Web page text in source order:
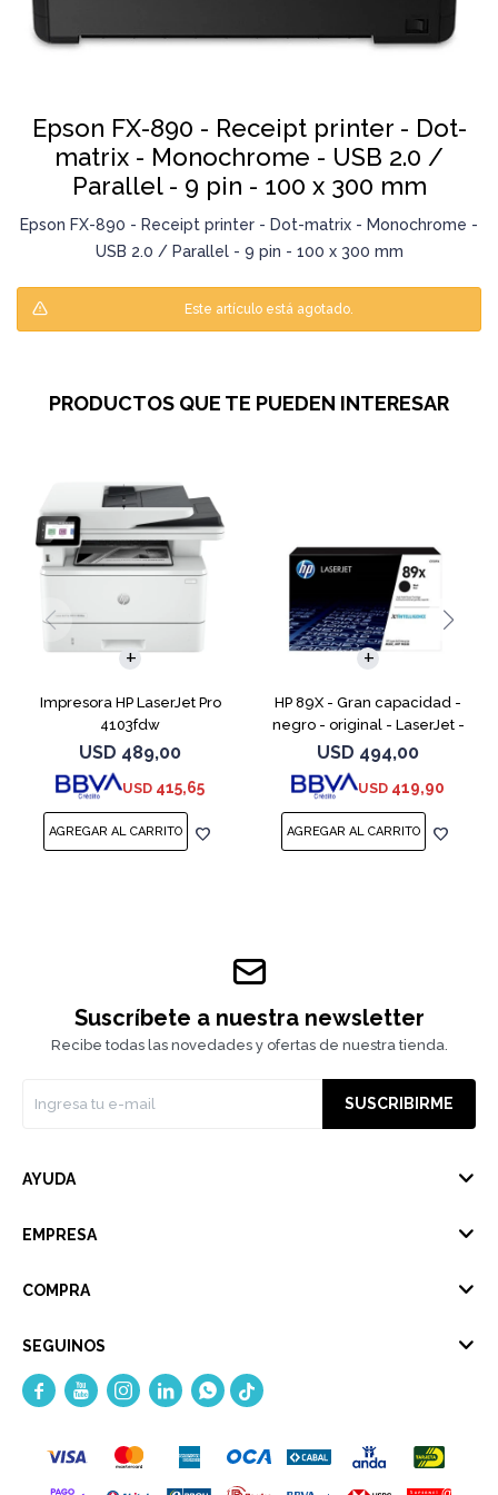
Epson FX-890 - Receipt printer - Dot-
matrix - Monochrome - USB 2.0 /
Parallel - 9 pin - 100 x 300 mm
Epson FX-890 - Receipt printer - Dot-matrix - Monochrome -
USB 2.0 / Parallel - 9 pin - 100 x 300 mm
Este artículo está agotado.
PRODUCTOS QUE TE PUEDEN INTERESAR
Impresora HP LaserJet Pro
4103fdw
USD 489,00
USD 415,65
HP 89X - Gran capacidad -
negro - original - LaserJet -
cartucho de tóner (CF289X)
USD 494,00
USD 419,90
Suscríbete a nuestra newsletter
Recibe todas las novedades y ofertas de nuestra tienda.
SUSCRIBIRME
AYUDA
EMPRESA
COMPRA
SEGUINOS
    